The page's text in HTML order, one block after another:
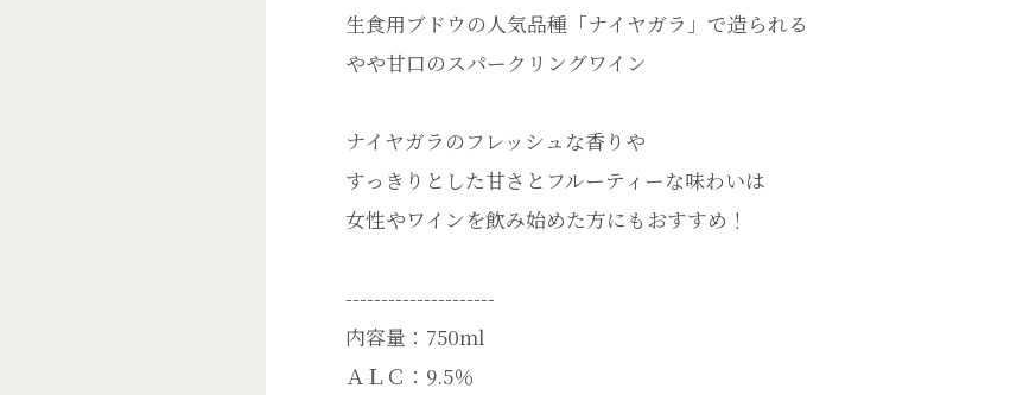
生食用ブドウの人気品種「ナイヤガラ」で造られる
やや甘口のスパークリングワイン
ナイヤガラのフレッシュな香りや
すっきりとした甘さとフルーティーな味わいは
女性やワインを飲み始めた方にもおすすめ！
---------------------
内容量：750ml
ＡＬＣ：9.5％